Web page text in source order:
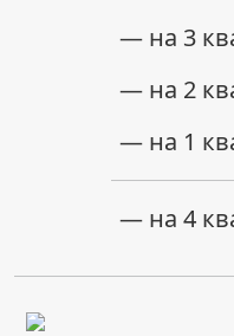
— на 3
— на 2
— на 1
— на 4